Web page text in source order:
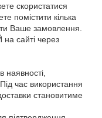
скористатися
помістити кілька
Ваше замовлення.
сайті через
час використання
становитиме